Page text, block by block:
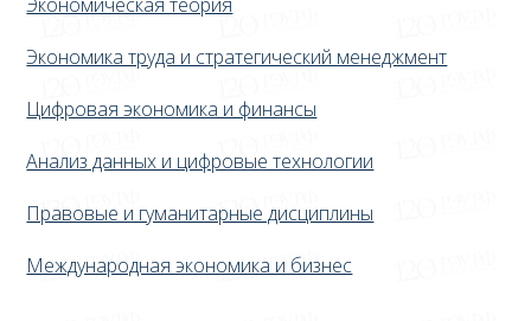
Экономика труда и стратегический менеджмент
Цифровая экономика и финансы
Анализ данных и цифровые технологии
Правовые и гуманитарные дисциплины
Международная экономика и бизнес